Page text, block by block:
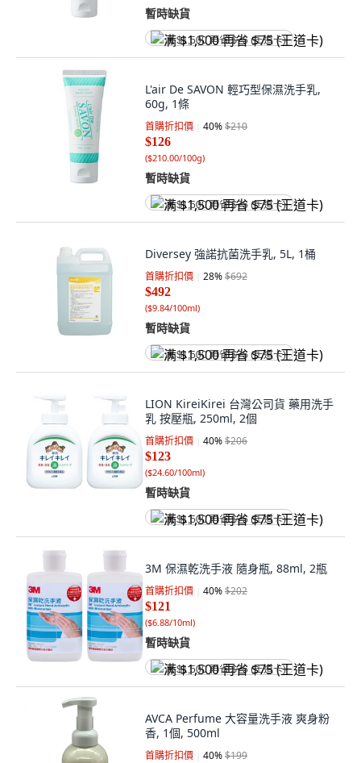
暫時缺貨
满 $1,500 再省 $75 (王道卡)
L'air De SAVON 輕巧型保濕洗手乳,
60g, 1條
首購折扣價 40%$210
$126
($210.00/100g)
暫時缺貨
满 $1,500 再省 $75 (王道卡)
Diversey 強諾抗菌洗手乳, 5L, 1桶
首購折扣價 28%$692
$492
($9.84/100ml)
暫時缺貨
满 $1,500 再省 $75 (王道卡)
LION KireiKirei 台灣公司貨 藥用洗手
乳 按壓瓶, 250ml, 2個
首購折扣價 40%$206
$123
($24.60/100ml)
暫時缺貨
满 $1,500 再省 $75 (王道卡)
3M 保濕乾洗手液 隨身瓶, 88ml, 2瓶
首購折扣價 40%$202
$121
($6.88/10ml)
暫時缺貨
满 $1,500 再省 $75 (王道卡)
AVCA Perfume 大容量洗手液 爽身粉
香, 1個, 500ml
首購折扣價 40%$199